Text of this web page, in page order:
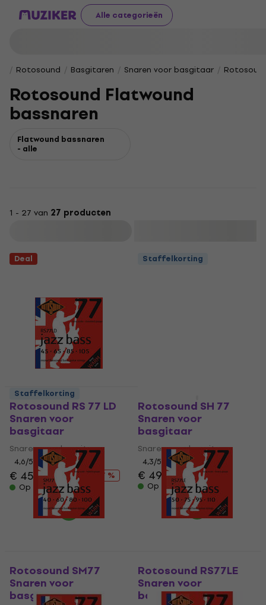
Alle categorieën
Rotosound Basgitaren Snaren voor basgitaar
Rotosound Flatwound
bassnaren
Flatwound bassnaren
- alle
1 - 27 van 27 producten
Deal
Rotosound RS 77 LD
Snaren voor
basgitaar
Snaren voor basgitaar
4,6/5
€ 45 € 53,90
- 17 %
Op voorraad
Staffelkorting
Rotosound SH 77
Snaren voor
basgitaar
Snaren voor basgitaar
4,3/5
€ 49 € 50,30
Op voorraad
Staffelkorting
Rotosound SM77
Snaren voor
basgitaar
Rotosound RS77LE
Snaren voor
basgitaar